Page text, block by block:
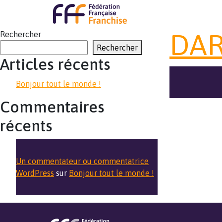
Rechercher
Rechercher
Articles récents
Bonjour tout le monde !
Commentaires
récents
Un commentateur ou commentatrice
WordPress sur Bonjour tout le monde !